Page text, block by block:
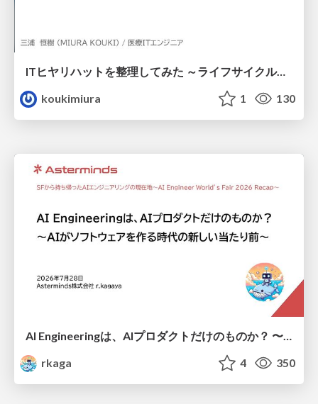
ITヒヤリハットを整理してみた ～ライフサイクルと原因から考える再発防止策～
koukimiura
1 130
rkaga
4 350